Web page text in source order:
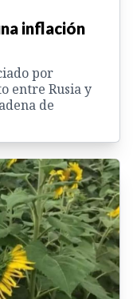
inflación
por
entre Rusia y
de